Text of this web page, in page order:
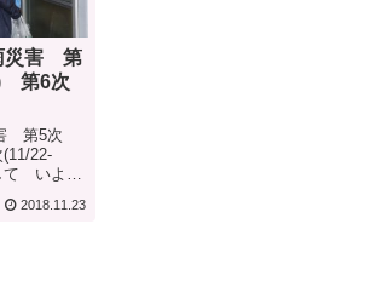
災害 第
第6次
第5次
22-
て いよい
的に始動
2018.11.23